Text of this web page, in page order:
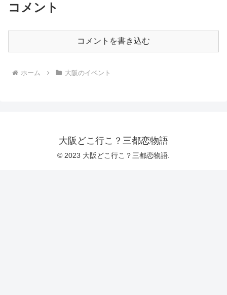
コメント
コメントを書き込む
ホーム 大阪のイベント
大阪どこ行こ？三都恋物語
© 2023 大阪どこ行こ？三都恋物語.